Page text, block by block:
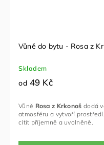
Vůně do bytu - Rosa z
Skladem
od 49 Kč
Vůně Rosa z Krkonoš dodá
atmosféru a vytvoří
cítit příjemně a uvolněně.